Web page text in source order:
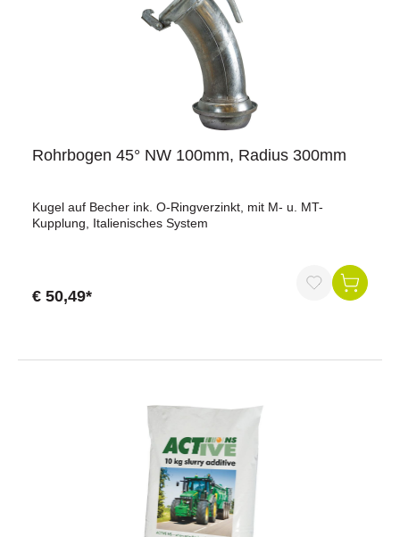
Rohrbogen 45° NW 100mm, Radius 300mm
Kugel auf Becher ink. O-Ringverzinkt, mit M- u. MT-
Kupplung, Italienisches System
€ 50,49*